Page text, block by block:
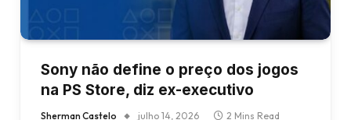
Sony não define o preço dos jogos
na PS Store, diz ex-executivo
Sherman Castelo julho 14, 2026 2 Mins Read